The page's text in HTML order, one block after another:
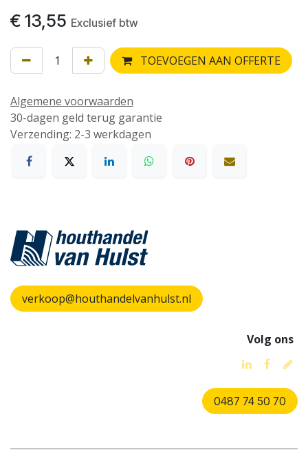
€ 13,55 Exclusief btw
TOEVOEGEN AAN OFFERTE
Algemene voorwaarden
30-dagen geld terug garantie
Verzending: 2-3 werkdagen
verkoop@houthandelvanhulst.nl
Volg ons
0487 74 50 70